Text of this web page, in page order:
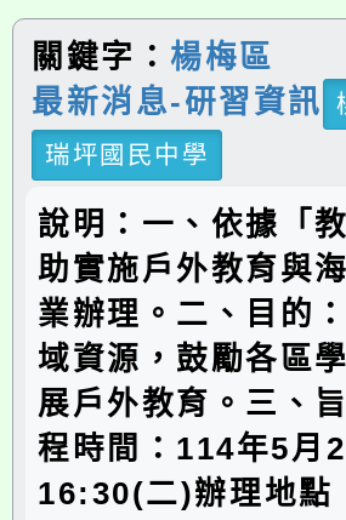
關鍵字： 楊梅區
最新消息-研習資訊
瑞坪國民中學
說明：一、依據「
助實施戶外教育與
業辦理。二、目的
域資源，鼓勵各區
展戶外教育。三、
程時間：114年5月
16:30(二)辦理地點